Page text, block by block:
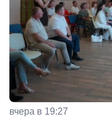
вчера в 19:27